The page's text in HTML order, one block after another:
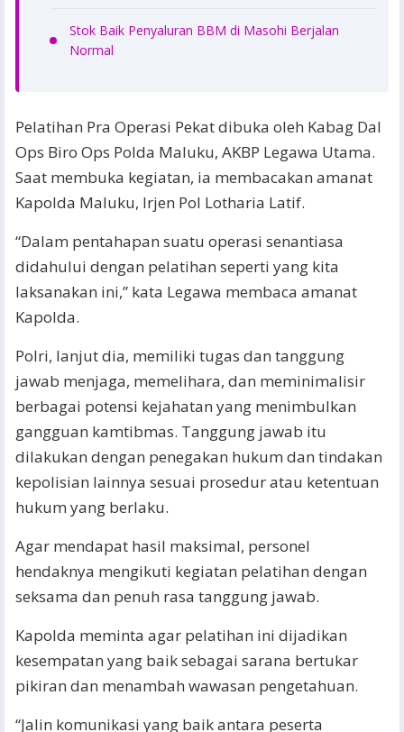
Stok Baik Penyaluran BBM di Masohi Berjalan
Normal
Pelatihan Pra Operasi Pekat dibuka oleh Kabag Dal
Ops Biro Ops Polda Maluku, AKBP Legawa Utama.
Saat membuka kegiatan, ia membacakan amanat
Kapolda Maluku, Irjen Pol Lotharia Latif.
“Dalam pentahapan suatu operasi senantiasa
didahului dengan pelatihan seperti yang kita
laksanakan ini,” kata Legawa membaca amanat
Kapolda.
Polri, lanjut dia, memiliki tugas dan tanggung
jawab menjaga, memelihara, dan meminimalisir
berbagai potensi kejahatan yang menimbulkan
gangguan kamtibmas. Tanggung jawab itu
dilakukan dengan penegakan hukum dan tindakan
kepolisian lainnya sesuai prosedur atau ketentuan
hukum yang berlaku.
Agar mendapat hasil maksimal, personel
hendaknya mengikuti kegiatan pelatihan dengan
seksama dan penuh rasa tanggung jawab.
Kapolda meminta agar pelatihan ini dijadikan
kesempatan yang baik sebagai sarana bertukar
pikiran dan menambah wawasan pengetahuan.
“Jalin komunikasi yang baik antara peserta